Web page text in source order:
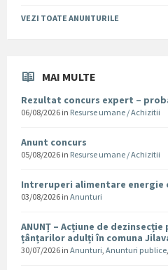
VEZI TOATE ANUNTURILE
MAI MULTE
Rezultat concurs expert –
06/08/2026 in Resurse umane / Achizitii
Anunt concurs
05/08/2026 in Resurse umane / Achizitii
Intreruperi alimentare energie
03/08/2026 in Anunturi
ANUNȚ – Acțiune de
țânțarilor adulți în comuna
30/07/2026 in Anunturi, Anunturi publice,